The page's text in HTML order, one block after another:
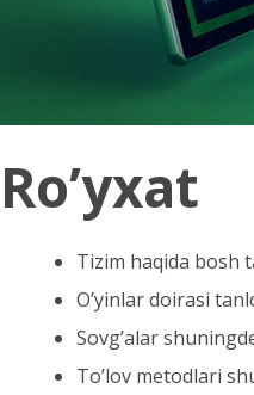
Ro’yxat
Tizim haqida bosh
O’yinlar doirasi
Sovg’alar
To’lov metodlari